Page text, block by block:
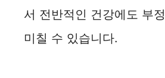
서 전반적인 건강에도 부
미칠 수 있습니다.